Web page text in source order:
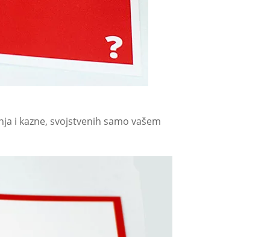
i kazne, svojstvenih samo vašem